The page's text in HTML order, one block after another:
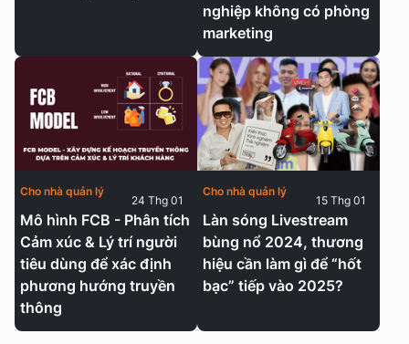
nghiệp không có phòng
marketing
Mô hình FCB - Phân tích
Cảm xúc & Lý trí người
tiêu dùng để xác định
phương hướng truyền
thông
Cho nhà quản lý
24 Thg 01
Làn sóng Livestream
bùng nổ 2024, thương
hiệu cần làm gì để “hốt
bạc” tiếp vào 2025?
Cho nhà quản lý
15 Thg 01